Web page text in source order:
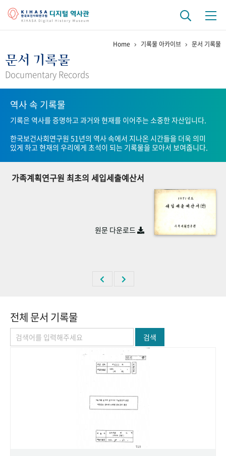
걸어온 길 기관 변천사
연구 역사
정책과 연구 키워드로 보는 연구 역사
연구자들
기록물 아카이브
사진 아카이브 문서 기록물 행정박물
숫자로 보는 50년 50+1주년 광장
Home 기록물 아카이브 문서 기록물
문서 기록물
Documentary Records
역사 속 기록물
기록은 역사를 증명하고 과거와 현재를 이어주는 소중한 자산입니다.
한국보건사회연구원 51년의 역사 속에서 지나온 시간들을 더욱 의미
있게 하고 현재의 우리에게 초석이 되는 기록물을 모아서 보여줍니다.
가족계획연구원 최초의 세입세출예산서
원문 다운로드
전체 문서 기록물
검색